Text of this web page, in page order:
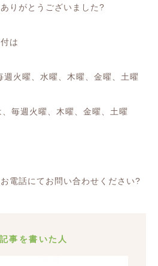
りがとうございました?
は
週火曜、水曜、木曜、金曜、土曜
、毎週火曜、木曜、金曜、土曜
電話にてお問い合わせください?
事を書いた人